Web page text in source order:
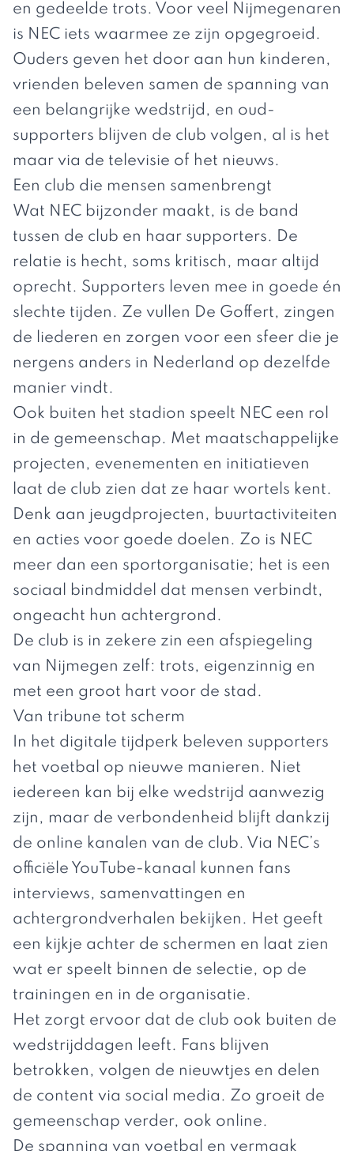
en gedeelde trots. Voor veel Nijmegenaren
is NEC iets waarmee ze zijn opgegroeid.
Ouders geven het door aan hun kinderen,
vrienden beleven samen de spanning van
een belangrijke wedstrijd, en oud-
supporters blijven de club volgen, al is het
maar via de televisie of het nieuws.
Een club die mensen samenbrengt
Wat NEC bijzonder maakt, is de band
tussen de club en haar supporters. De
relatie is hecht, soms kritisch, maar altijd
oprecht. Supporters leven mee in goede én
slechte tijden. Ze vullen De Goffert, zingen
de liederen en zorgen voor een sfeer die je
nergens anders in Nederland op dezelfde
manier vindt.
Ook buiten het stadion speelt NEC een rol
in de gemeenschap. Met maatschappelijke
projecten, evenementen en initiatieven
laat de club zien dat ze haar wortels kent.
Denk aan jeugdprojecten, buurtactiviteiten
en acties voor goede doelen. Zo is NEC
meer dan een sportorganisatie; het is een
sociaal bindmiddel dat mensen verbindt,
ongeacht hun achtergrond.
De club is in zekere zin een afspiegeling
van Nijmegen zelf: trots, eigenzinnig en
met een groot hart voor de stad.
Van tribune tot scherm
In het digitale tijdperk beleven supporters
het voetbal op nieuwe manieren. Niet
iedereen kan bij elke wedstrijd aanwezig
zijn, maar de verbondenheid blijft dankzij
de online kanalen van de club. Via NEC’s
officiële YouTube-kanaal kunnen fans
interviews, samenvattingen en
achtergrondverhalen bekijken. Het geeft
een kijkje achter de schermen en laat zien
wat er speelt binnen de selectie, op de
trainingen en in de organisatie.
Het zorgt ervoor dat de club ook buiten de
wedstrijddagen leeft. Fans blijven
betrokken, volgen de nieuwtjes en delen
de content via social media. Zo groeit de
gemeenschap verder, ook online.
De spanning van voetbal en vermaak